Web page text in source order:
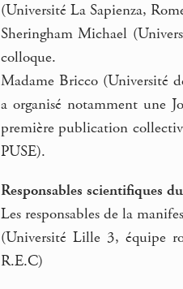
(Université La Sapienza,
Sheringham Michael
colloque.
Madame Bricco (Université
a organisé notamment une
première publication
PUSE).
Responsables scientifiques
Les responsables de la
(Université Lille 3, équipe
R.E.C)